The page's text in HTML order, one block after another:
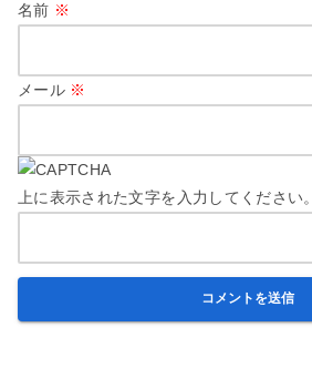
名前 ※
メール ※
上に表示された文字を入力してください。